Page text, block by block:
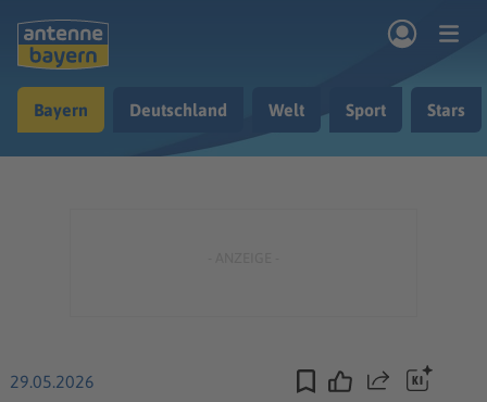
Musik & Radio
Bayern Deutschland Welt Sport Stars
29.05.2026 Teilen